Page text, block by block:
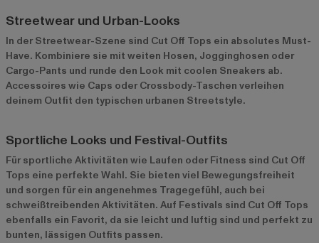
Streetwear und Urban-Looks
In der Streetwear-Szene sind Cut Off Tops ein absolutes Must-
Have. Kombiniere sie mit weiten Hosen, Jogginghosen oder
Cargo-Pants und runde den Look mit coolen Sneakers ab.
Accessoires wie Caps oder Crossbody-Taschen verleihen
deinem Outfit den typischen urbanen Streetstyle.
Sportliche Looks und Festival-Outfits
Für sportliche Aktivitäten wie Laufen oder Fitness sind Cut Off
Tops eine perfekte Wahl. Sie bieten viel Bewegungsfreiheit
und sorgen für ein angenehmes Tragegefühl, auch bei
schweißtreibenden Aktivitäten. Auf Festivals sind Cut Off Tops
ebenfalls ein Favorit, da sie leicht und luftig sind und perfekt zu
bunten, lässigen Outfits passen.